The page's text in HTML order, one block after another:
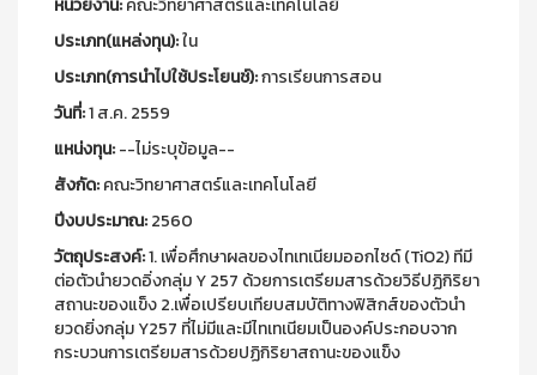
หน่วยงาน:คณะวิทยาศาสตร์และเทคโนโลยี
ประเภท(แหล่งทุน):ใน
ประเภท(การนำไปใช้ประโยนช์):การเรียนการสอน
วันที่:1 ส.ค. 2559
แหน่งทุน:--ไม่ระบุข้อมูล--
สังกัด:คณะวิทยาศาสตร์และเทคโนโลยี
ปีงบประมาณ:2560
วัตถุประสงค์:1. เพื่อศึกษาผลของไทเทเนียมออกไซด์ (TiO2) ทีมี
ต่อตัวนำยวดอิ่งกลุ่ม Y 257 ด้วยการเตรียมสารด้วยวิธีปฏิกิริยา
สถานะของแข็ง 2.เพื่อเปรียบเทียบสมบัติทางฟิสิกส์ของตัวนำ
ยวดยิ่งกลุ่ม Y257 ที่ไม่มีและมีไทเทเนียมเป็นองค์ประกอบจาก
กระบวนการเตรียมสารด้วยปฏิกิริยาสถานะของแข็ง